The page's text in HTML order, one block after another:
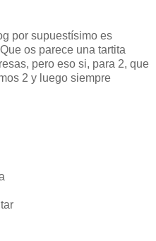
por supuestísimo es
os parece una tartita
pero eso si, para 2, que
2 y luego siempre